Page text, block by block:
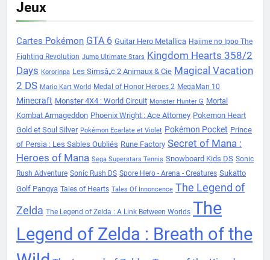
Jeux
Cartes Pokémon GTA 6 Guitar Hero Metallica Hajime no Ippo The
Fighting Revolution Jump Ultimate Stars Kingdom Hearts 358/2
Days Kororinpa Les Simsâ„¢ 2 Animaux & Cie Magical Vacation
2 DS Mario Kart World Medal of Honor Heroes 2 MegaMan 10
Minecraft Monster 4X4 : World Circuit Monster Hunter G Mortal
Kombat Armageddon Phoenix Wright : Ace Attorney Pokemon Heart
Gold et Soul Silver Pokémon Ecarlate et Violet Pokémon Pocket Prince
of Persia : Les Sables Oubliés Rune Factory Secret of Mana :
Heroes of Mana Sega Superstars Tennis Snowboard Kids DS Sonic
Rush Adventure Sonic Rush DS Spore Hero - Arena - Creatures Sukatto
Golf Pangya Tales of Hearts Tales Of Innoncence The Legend of
Zelda The Legend of Zelda : A Link Between Worlds The
Legend of Zelda : Breath of the